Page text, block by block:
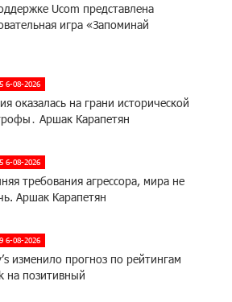
Ucom представлена
игра «Запоминай
6-08-2026
оказалась на грани исторической
Аршак Карапетян
6-08-2026
требования агрессора, мира не
Аршак Карапетян
6-08-2026
изменило прогноз по рейтингам
на позитивный